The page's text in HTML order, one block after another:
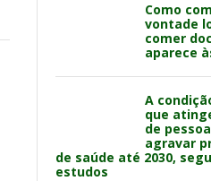
Como
vontade
comer
aparece
A
que
de
agravar
de saúde até 2030,
estudos